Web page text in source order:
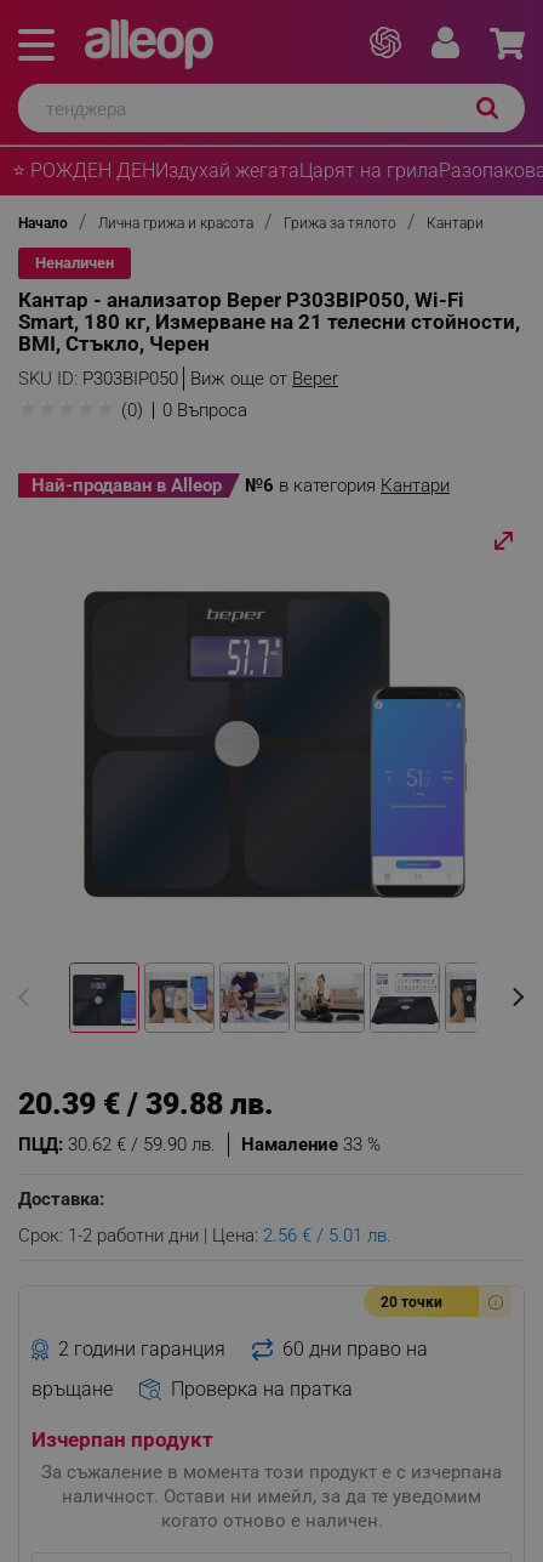
⭐ РОЖДЕН ДЕНИздухай жегатаЦарят на грила
Начало Лична грижа и красота Грижа за тялото Кантари
Неналичен
Кантар - анализатор Beper P303BIP050, Wi-Fi
Smart, 180 кг, Измерване на 21 телесни стойности,
BMI, Стъкло, Черен
SKU ID: P303BIP050 Виж още от Beper
(0) 0 Въпроса
Най-продаван в Alleop №6 в категория Кантари
Намаление 33 %
ПЦД: 30.62 € / 59.90 лв.
20.39 € / 39.88 лв.
Доставка:
Срок: 1-2 работни дни | Цена: 2.56 € / 5.01 лв.
20 точки
2 години гаранция
60 дни право на
връщане
Проверка на пратка
Изчерпан продукт
За съжаление в момента този продукт е с изчерпана
наличност. Остави ни имейл, за да те уведомим
когато отново е наличен.